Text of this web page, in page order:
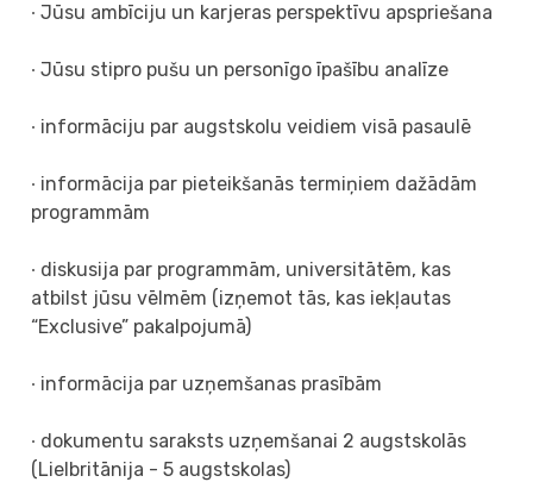
∙ Jūsu ambīciju un karjeras perspektīvu apspriešana
∙ Jūsu stipro pušu un personīgo īpašību analīze
∙ informāciju par augstskolu veidiem visā pasaulē
∙ informācija par pieteikšanās termiņiem dažādām
programmām
∙ diskusija par programmām, universitātēm, kas
atbilst jūsu vēlmēm (izņemot tās, kas iekļautas
“Exclusive” pakalpojumā)
∙ informācija par uzņemšanas prasībām
∙ dokumentu saraksts uzņemšanai 2 augstskolās
(Lielbritānija - 5 augstskolas)